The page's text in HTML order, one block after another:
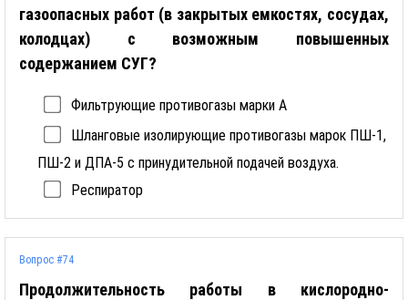
газоопасных работ (в закрытых емкостях, сосудах,
колодцах) с возможным повышенных
содержанием СУГ?
Фильтрующие противогазы марки А
Шланговые изолирующие противогазы марок ПШ-1,
ПШ-2 и ДПА-5 с принудительной подачей воздуха.
Респиратор
Вопрос #74
Продолжительность работы в кислородно-